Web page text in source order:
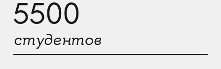
5500
студентов